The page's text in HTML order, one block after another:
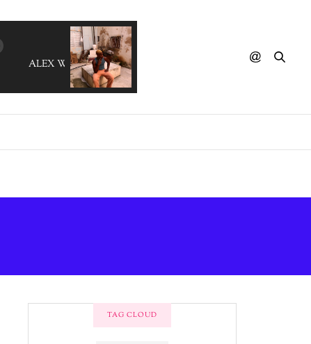
ALEX WHO - The Spider And The Fly
TAG CLOUD